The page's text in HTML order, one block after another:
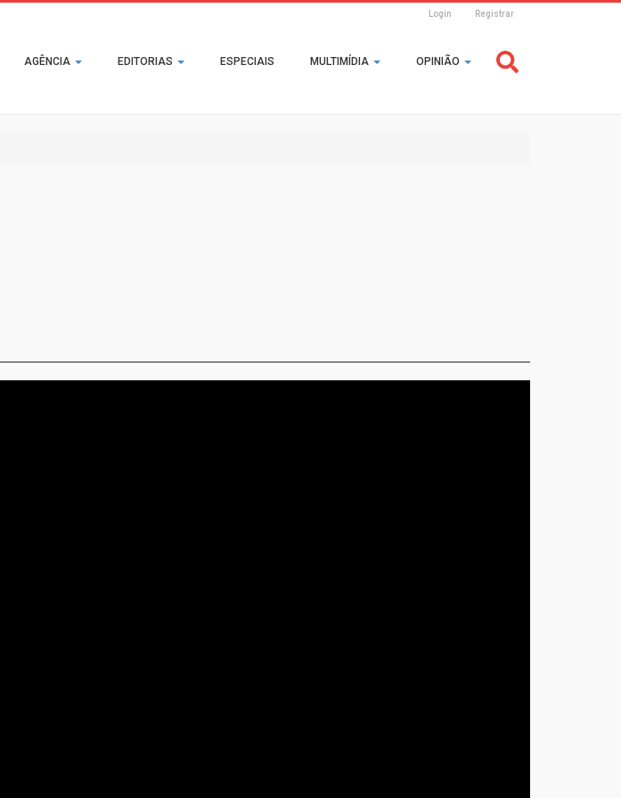
Login Registrar
Main
navigation
AGÊNCIA EDITORIAS ESPECIAIS MULTIMÍDIA OPINIÃO